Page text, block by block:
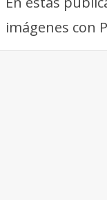
imágenes con